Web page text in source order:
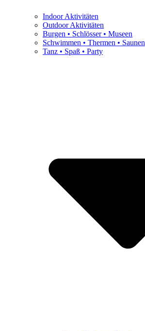
Indoor Aktivitäten
Outdoor Aktivitäten
Burgen • Schlösser • Museen
Schwimmen • Thermen • Saunen
Tanz • Spaß • Party